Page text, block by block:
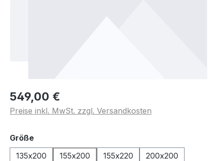
549,00 €
Preise inkl. MwSt. zzgl. Versandkosten
Größeauswählen
135x200
155x200 155x220
200x200